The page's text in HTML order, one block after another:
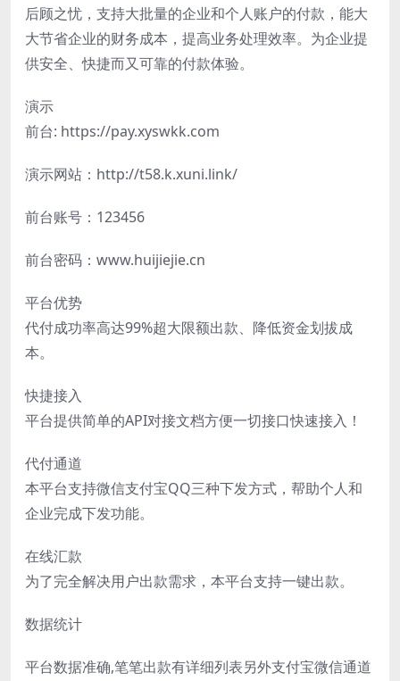
后顾之忧，支持大批量的企业和个人账户的付款，能大
大节省企业的财务成本，提高业务处理效率。为企业提
供安全、快捷而又可靠的付款体验。
演示
前台: https://pay.xyswkk.com
演示网站：http://t58.k.xuni.link/
前台账号：123456
前台密码：www.huijiejie.cn
平台优势
代付成功率高达99%超大限额出款、降低资金划拔成
本。
快捷接入
平台提供简单的API对接文档方便一切接口快速接入！
代付通道
本平台支持微信支付宝QQ三种下发方式，帮助个人和
企业完成下发功能。
在线汇款
为了完全解决用户出款需求，本平台支持一键出款。
数据统计
平台数据准确,笔笔出款有详细列表另外支付宝微信通道